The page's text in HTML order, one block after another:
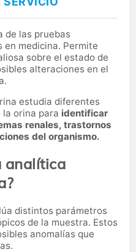
de las pruebas
medicina. Permite
sobre el estado de
alteraciones en el
estudia diferentes
orina para identificar
renales, trastornos
del organismo.
analítica
distintos parámetros
de la muestra. Estos
anomalías que